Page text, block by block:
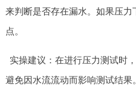
来判断是否存在漏水。如果压
点。
实操建议：在进行压力测试时
避免因水流流动而影响测试结